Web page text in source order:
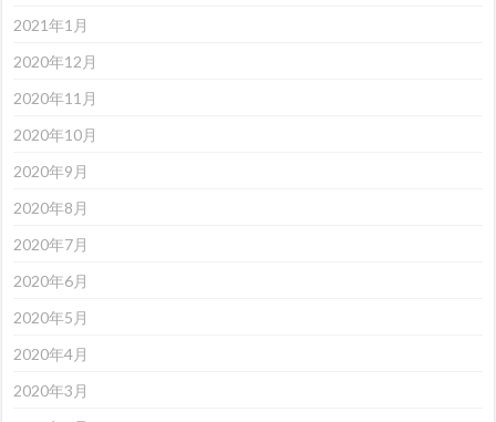
2021年1月
2020年12月
2020年11月
2020年10月
2020年9月
2020年8月
2020年7月
2020年6月
2020年5月
2020年4月
2020年3月